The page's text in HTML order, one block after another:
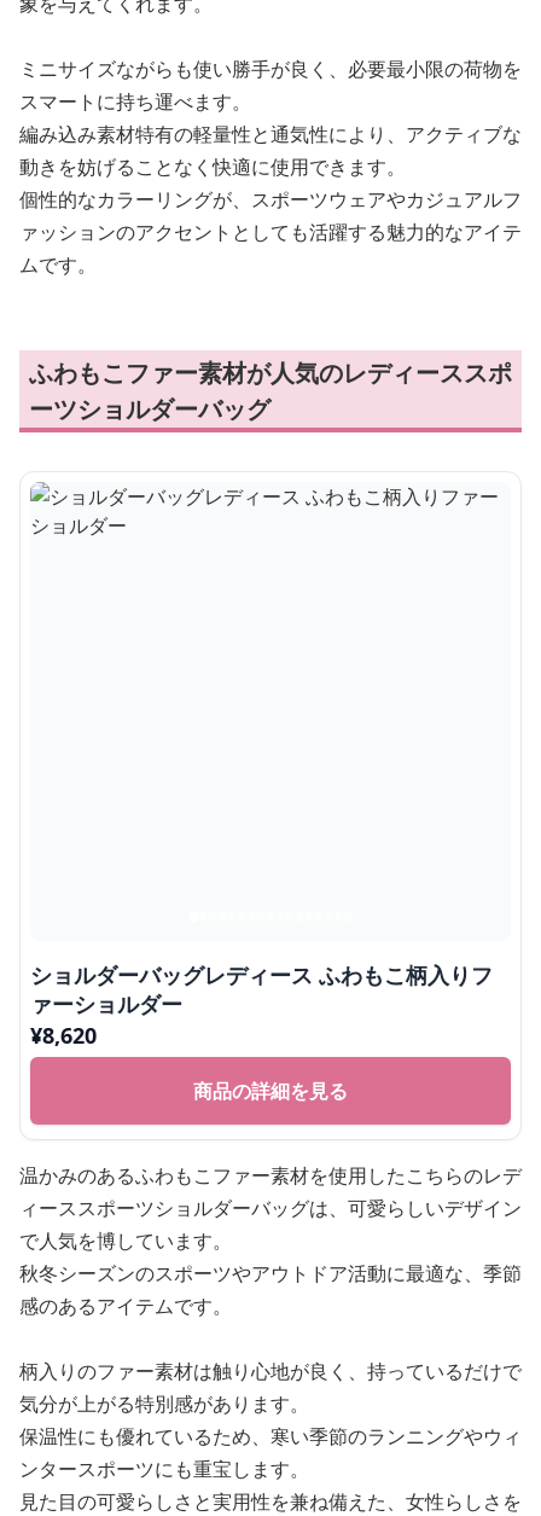
ミニサイズながらも使い勝手が良く、必要最小限の荷物を
スマートに持ち運べます。
編み込み素材特有の軽量性と通気性により、アクティブな
動きを妨げることなく快適に使用できます。
個性的なカラーリングが、スポーツウェアやカジュアルフ
ァッションのアクセントとしても活躍する魅力的なアイテ
ムです。
ふわもこファー素材が人気のレディーススポ
ーツショルダーバッグ
ショルダーバッグレディース ふわもこ柄入りフ
ァーショルダー
¥8,620
商品の詳細を見る
温かみのあるふわもこファー素材を使用したこちらのレデ
ィーススポーツショルダーバッグは、可愛らしいデザイン
で人気を博しています。
秋冬シーズンのスポーツやアウトドア活動に最適な、季節
感のあるアイテムです。
柄入りのファー素材は触り心地が良く、持っているだけで
気分が上がる特別感があります。
保温性にも優れているため、寒い季節のランニングやウィ
ンタースポーツにも重宝します。
見た目の可愛らしさと実用性を兼ね備えた、女性らしさを